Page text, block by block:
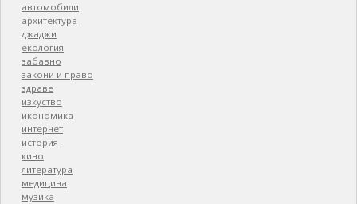
автомобили
архитектура
джаджи
екология
забавно
закони и право
здраве
изкуство
икономика
интернет
история
кино
литература
медицина
музика